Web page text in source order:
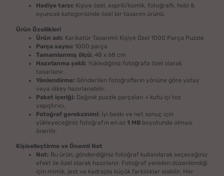
Hediye tarzı: Kişiye özel, esprili/komik, fotoğraflı, hobi &
oyuncak kategorisinde özel bir tasarım ürünü.
Ürün Özellikleri
Ürün adı: Karikatür Tasarımlı Kişiye Özel 1000 Parça Puzzle
Parça sayısı: 1000 parça
Tamamlanmış ölçü: 48 x 68 cm
Hazırlanma şekli: Yüklediğiniz fotoğrafa özel olarak
tasarlanır.
Yönlendirme: Gönderilen fotoğrafların yönüne göre yatay
veya dikey hazırlanabilir.
Paket içeriği: Dağınık puzzle parçaları + kutu içi toz
yapıştırıcı.
Fotoğraf gereksinimi: İyi baskı ve net sonuç için
yükleyeceğiniz fotoğrafın en az 1 MB boyutunda olması
önerilir.
Kişiselleştirme ve Önemli Not
Not: Bu ürün, gönderdiğiniz fotoğraf kullanılarak seçeceğiniz
efekt ile özel olarak hazırlanır. Fotoğraf yeniden düzenlendiği
için mimik, jest ve kadrajda küçük farklılıklar olabilir. Her